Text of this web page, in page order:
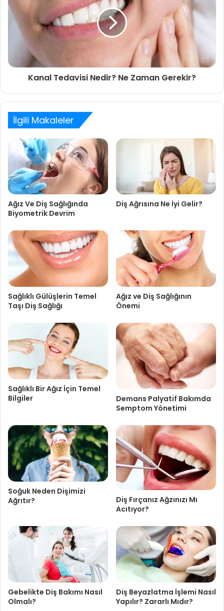
Kanal Tedavisi Nedir? Ne Zaman Gerekir?
İlgili Makaleler
Ağız Ve Diş Sağlığında
Biyometrik Devrim
Diş Ağrısına Ne İyi Gelir?
Sağlıklı Gülüşlerin Temel
Taşı Diş Sağlığı
Ağız ve Diş Sağlığının
Önemi
Sağlıklı Bir Ağız İçin Temel
Bilgiler
Demans Palyatif Bakımda
Semptom Yönetimi
Soğuk Neden Dişimizi
Ağrıtır?
Diş Fırçanız Ağzınızı Mı
Acıtıyor?
Gebelikte Diş Bakımı Nasıl
Olmalı?
Diş Beyazlatma İşlemi Nasıl
Yapılır? Zararlı Mıdır?